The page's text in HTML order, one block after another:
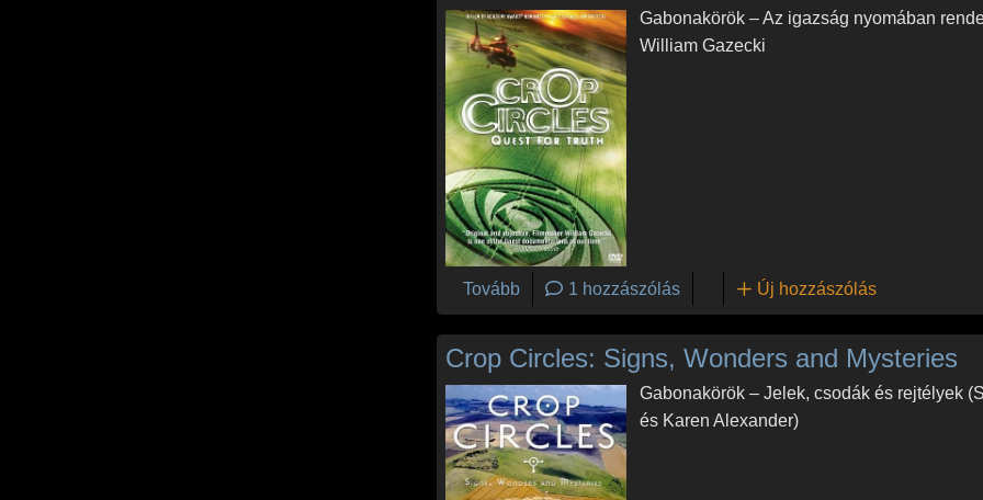
Gabonakörök – Az igazság nyomában
William Gazecki
Tovább(Crop Circles - Quest for Truth)
1 hozzászólás Új hozzászólás
Crop Circles: Signs, Wonders and Mysteries
Gabonakörök – Jelek, csodák és rejtélyek
és Karen Alexander)